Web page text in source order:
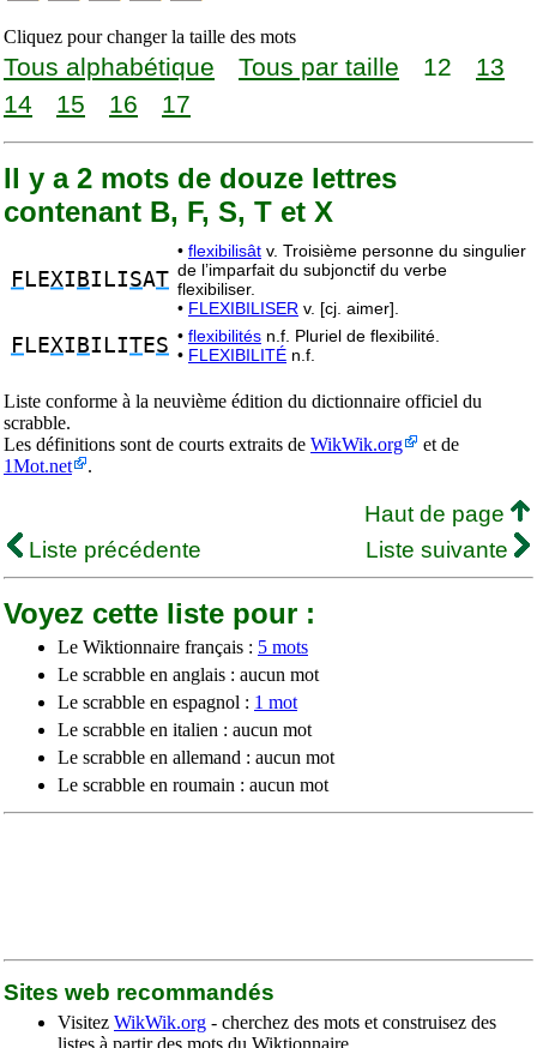
Cliquez pour changer la taille des mots
Tous alphabétique Tous par taille 12
13
14
15 16 17
Il y a 2 mots de douze lettres
contenant B, F, S, T et X
F LEXI BILISAT
• flexibilisât v. Troisième personne du singulier
de l’imparfait du subjonctif du verbe
flexibiliser.
• FLEXIBILISER v. [cj. aimer].
F LEXI BILITES • flexibilités n.f. Pluriel de flexibilité.
• FLEXIBILITÉ n.f.
Liste conforme à la neuvième édition du dictionnaire officiel du
scrabble.
Les définitions sont de courts extraits de WikWik.org
et de
1Mot.net
.
Haut de page
Liste précédente
Liste suivante
Voyez cette liste pour :
Le Wiktionnaire français : 5 mots
Le scrabble en anglais : aucun mot
Le scrabble en espagnol : 1 mot
Le scrabble en italien : aucun mot
Le scrabble en allemand : aucun mot
Le scrabble en roumain : aucun mot
Sites web recommandés
Visitez WikWik.org - cherchez des mots et construisez des
listes à partir des mots du Wiktionnaire.